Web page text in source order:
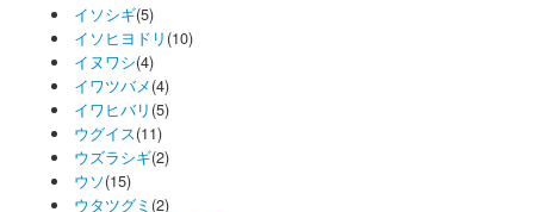
イソシギ(5)
イソヒヨドリ (10)
イヌワシ(4)
イワツバメ(4)
イワヒバリ (5)
ウグイス(11)
ウズラシギ(2)
ウソ(15)
ウタツグミ (2)